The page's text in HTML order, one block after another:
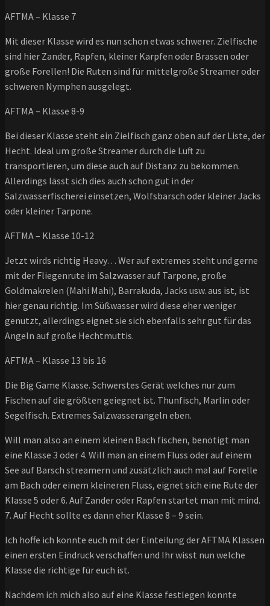
AFTMA – Klasse 7
Mit dieser Klasse wird es nun schon etwas schwerer. Zielfische
sind hier Zander, Rapfen, kleiner Karpfen oder Brassen oder
große Forellen! Die Ruten sind für mittelgroße Streamer oder
schweren Nymphen ausgelegt.
AFTMA – Klasse 8-9
Bei dieser Klasse steht ein Zielfisch ganz oben auf der Liste, der
Hecht. Ideal um große Streamer durch die Luft zu
transportieren, um diese auch auf Distanz zu bekommen.
Allerdings lässt sich dies auch schon gut in der
Salzwasserfischerei einsetzen, Wolfsbarsch oder kleiner Jacks
oder kleiner Tarpone.
AFTMA – Klasse 10-12
Jetzt wirds richtig Heavy… Wer auf extremes steht und gerne
mit der Fliegenrute im Salzwasser auf Tarpone, große
Goldmakrelen (Mahi Mahi), Barrakuda, Jacks usw. aus ist, ist
hier genau richtig. Im Süßwasser wird diese eher weniger
genutzt, allerdings eignet sie sich ebenfalls sehr gut für das
Angeln auf große Hechtmuttis.
AFTMA – Klasse 13 bis 16
Die Big Game Klasse. Schwerstes Gerät welches nur zum
Fischen auf die größten geiegnet ist. Thunfisch, Marlin oder
Segelfisch. Extremes Salzwasserangeln eben.
Will man also an einem kleinen Bach fischen, benötigt man
eine Klasse 3 oder 4. Will man an einem Fluss oder auf einem
See auf Barsch streamern und zusätzlich auch mal auf Forelle
am Bach oder einem kleineren Fluss, eignet sich eine Rute der
Klasse 5 oder 6. Auf Zander oder Rapfen startet man mit mind.
7. Auf Hecht sollte es dann eher Klasse 8 – 9 sein.
Ich hoffe ich konnte euch mit der Einteilung der AFTMA Klassen
einen ersten Eindruck verschaffen und Ihr wisst nun welche
Klasse die richtige für euch ist.
Nachdem ich mich also auf eine Klasse festlegen konnte